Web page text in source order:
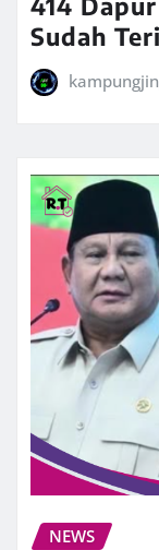
Sudah
NEWS